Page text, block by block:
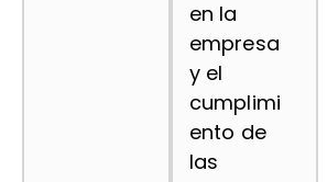
en la
empresa
y el
cumplimi
ento de
las